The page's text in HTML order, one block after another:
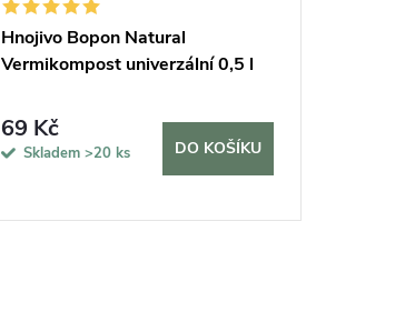
Hnojivo Bopon Natural
Vermikompost univerzální 0,5 l
69 Kč
Skladem >20 ks DO KOŠÍKU